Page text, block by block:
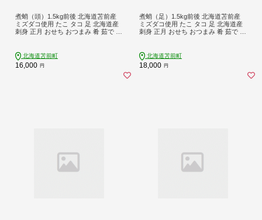
煮蛸（頭）1.5kg前後 北海道苫前産
ミズダコ使用 たこ タコ 足 北海道産
刺身 正月 おせち おつまみ 肴 茹で ボ
北海道苫前町
16,000 円
煮蛸（足）1.5kg前後 北海道苫前産
ミズダコ使用 たこ タコ 足 北海道産
刺身 正月 おせち おつまみ 肴 茹で ボ
北海道苫前町
18,000 円